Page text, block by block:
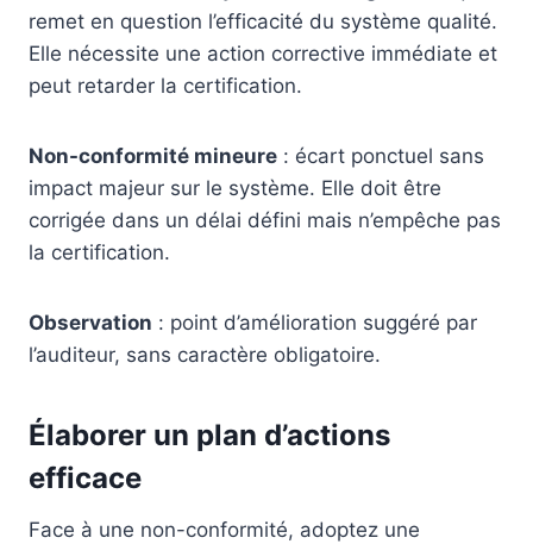
remet en question l’efficacité du système qualité.
Elle nécessite une action corrective immédiate et
peut retarder la certification.
Non-conformité mineure : écart ponctuel sans
impact majeur sur le système. Elle doit être
corrigée dans un délai défini mais n’empêche pas
la certification.
Observation : point d’amélioration suggéré par
l’auditeur, sans caractère obligatoire.
Élaborer un plan d’actions
efficace
Face à une non-conformité, adoptez une